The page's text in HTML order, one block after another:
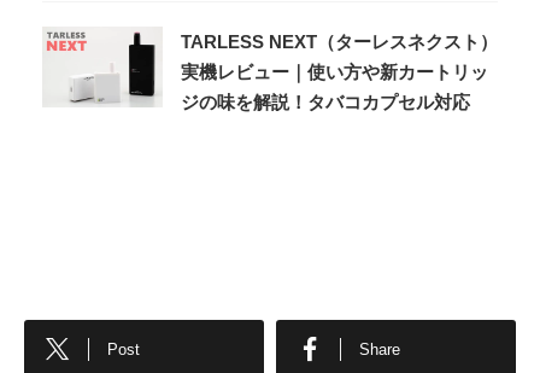
TARLESS NEXT（ターレスネクスト）
実機レビュー｜使い方や新カートリッ
ジの味を解説！タバコカプセル対応
Post Share